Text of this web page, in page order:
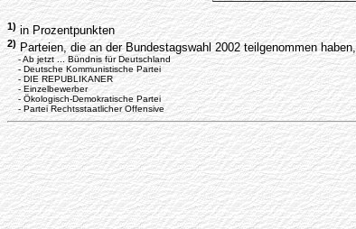
1) in Prozentpunkten
2) Parteien, die an der Bundestagswahl 2002 teilgenommen
- Ab jetzt ... Bündnis für Deutschland
- Deutsche Kommunistische Partei
- DIE REPUBLIKANER
- Einzelbewerber
- Ökologisch-Demokratische Partei
- Partei Rechtsstaatlicher Offensive